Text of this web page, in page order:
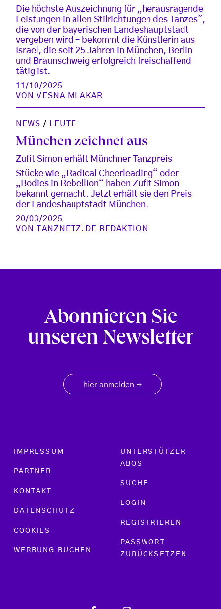
Die höchste Auszeichnung für „herausragende
Leistungen in allen Stilrichtungen des Tanzes",
die von der bayerischen Landeshauptstadt
vergeben wird – bekommt die Künstlerin aus
Israel, die seit 25 Jahren in München, Berlin
und Braunschweig erfolgreich freischaffend
tätig ist.
11/10/2025
VONVESNA MLAKAR
NEWS / LEUTE
München zeichnet aus
Zufit Simon erhält Münchner Tanzpreis
Stücke wie „Radical Cheerleading“ oder
„Bodies in Rebellion“ haben Zufit Simon
bekannt gemacht. Jetzt erhält sie den Preis
der Landeshauptstadt München.
20/03/2025
VON
TANZNETZ.DE REDAKTION
Abonnieren Sie
unseren Newsletter
hier anmelden →
Footer menu
IMPRESSUM
PARTNER
KONTAKT
DATENSCHUTZ
COOKIES
WERBUNG BUCHEN
UNTERSTÜTZER
ABOS
SUCHE
LOGIN
REGISTRIEREN
PASSWORT
ZURÜCKSETZEN